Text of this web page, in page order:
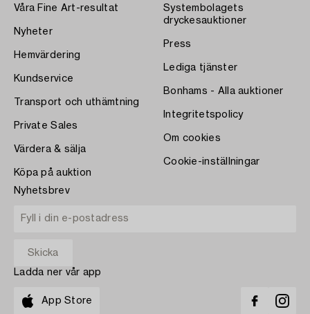
Våra Fine Art-resultat
Nyheter
Hemvärdering
Kundservice
Transport och uthämtning
Private Sales
Värdera & sälja
Köpa på auktion
Systembolagets
dryckesauktioner
Press
Lediga tjänster
Bonhams - Alla auktioner
Integritetspolicy
Om cookies
Cookie-inställningar
Nyhetsbrev
Ladda ner vår app
App Store